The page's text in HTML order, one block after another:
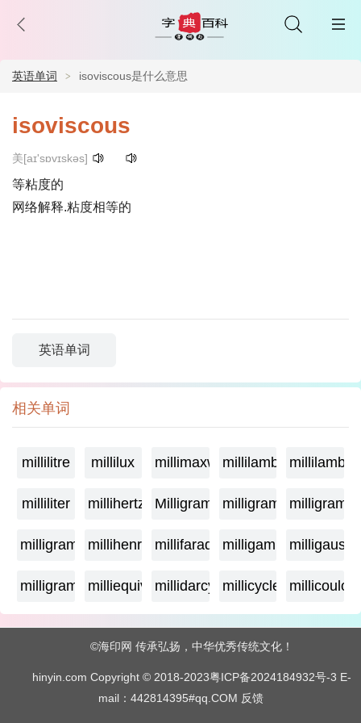
英语单词 isoviscous是什么意思
isoviscous
美[aɪ'sɒvɪskəs]
等粘度的
网络解释.粘度相等的
英语单词
相关单词
millilitre millilux millimaxwellmillilambda
milliliter millihertz Milligramagemilligrame
milligrammemillihenry millifarad milligammamilligauss
milligram milliequivalentmillidarcy millicycle
©海印网 传承弘扬，中华优秀传统文化！
hinyin.com Copyright © 2018-2023粤ICP备2024184932号-3 E-
mail：442814395#qq.COM 反馈